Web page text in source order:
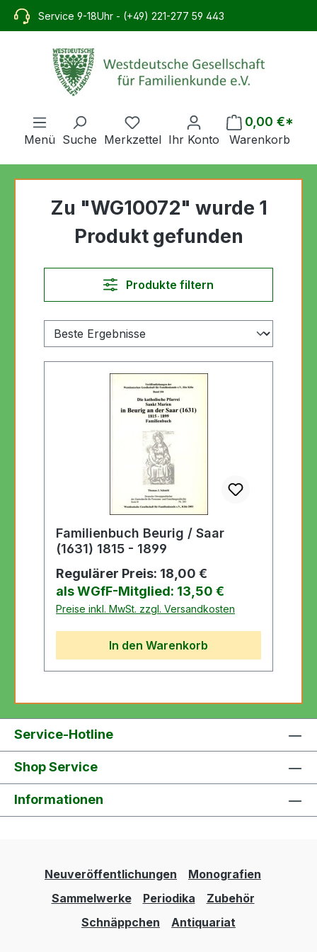
springen
Service 9-18Uhr - (+49) 221-277 59 443
Menü Suche Merkzettel Ihr Konto
0,00 €*
Warenkorb
Zu "WG10072" wurde 1
Produkt gefunden
Produkte filtern
Familienbuch Beurig / Saar
(1631) 1815 - 1899
Regulärer Preis:
18,00 €
als WGfF-Mitglied: 13,50 €
Preise inkl. MwSt. zzgl. Versandkosten
In den Warenkorb
Service-Hotline
Shop Service
Informationen
Neuveröffentlichungen
Monografien
Sammelwerke
Periodika
Zubehör
Schnäppchen
Antiquariat